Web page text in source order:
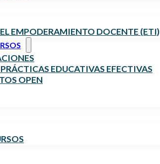
EMPODERAMIENTO DOCENTE (ETI)
EDUCATIVAS EFECTIVAS
OPEN